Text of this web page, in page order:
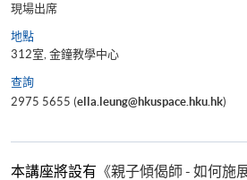
現場出席
地點
312室, 金鐘教學中心
查詢
2975 5655 (ella.leung@hkuspace.hku.hk)
本講座將設有 《親子傾偈師 - 如何施